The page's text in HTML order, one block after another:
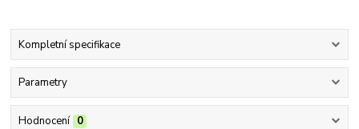
Kompletní specifikace
Parametry
Hodnocení 0